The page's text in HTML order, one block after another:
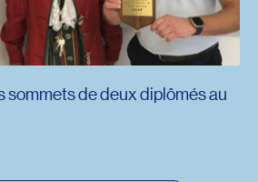
sommets de deux diplômés au